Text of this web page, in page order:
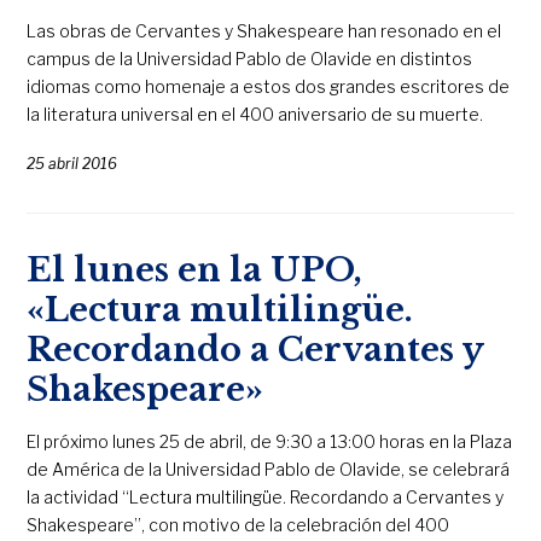
Las obras de Cervantes y Shakespeare han resonado en el
campus de la Universidad Pablo de Olavide en distintos
idiomas como homenaje a estos dos grandes escritores de
la literatura universal en el 400 aniversario de su muerte.
25 abril 2016
El lunes en la UPO,
«Lectura multilingüe.
Recordando a Cervantes y
Shakespeare»
El próximo lunes 25 de abril, de 9:30 a 13:00 horas en la Plaza
de América de la Universidad Pablo de Olavide, se celebrará
la actividad “Lectura multilingüe. Recordando a Cervantes y
Shakespeare”, con motivo de la celebración del 400